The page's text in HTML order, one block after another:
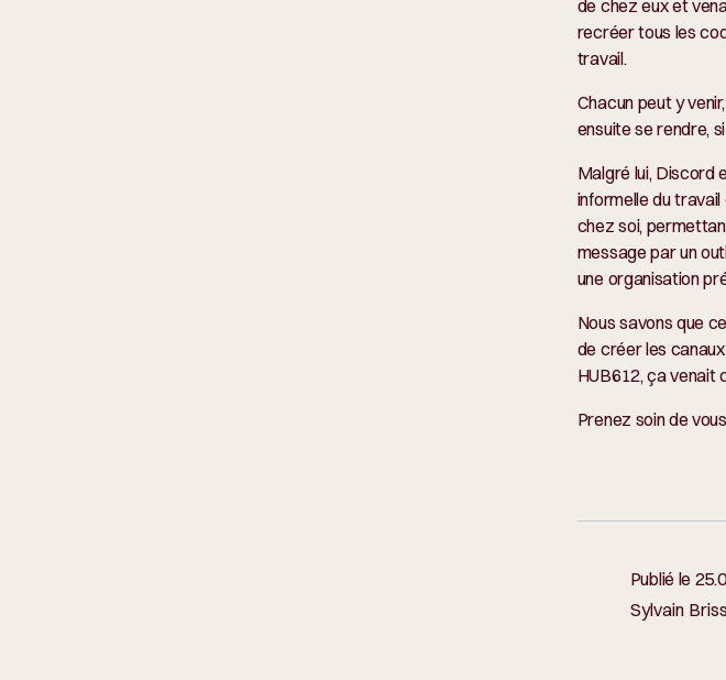
de chez eux et
recréer tous les
travail.
Chacun peut y
ensuite se rendre,
Malgré lui, Discord
informelle du
chez soi,
message par un
une organisation
Nous savons que
de créer les
HUB612, ça venait
Prenez soin de
Publié le
Sylvain